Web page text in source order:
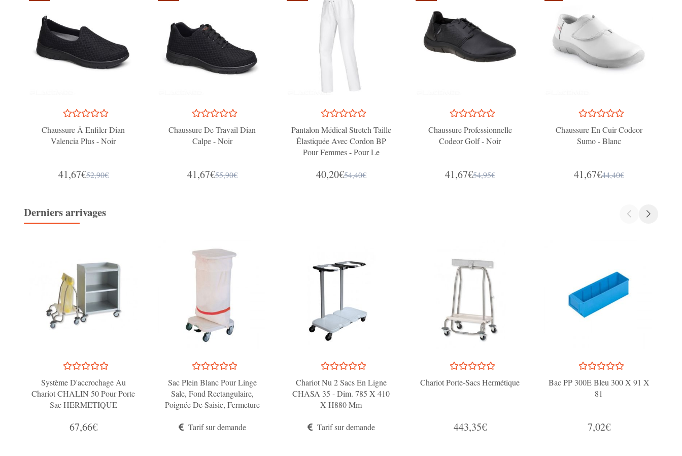
Chaussure À Enfiler Dian
Valencia Plus - Noir
41,67€52,90€
Chaussure De Travail Dian
Calpe - Noir
41,67€55,90€
Pantalon Médical Stretch Taille
Élastiquée Avec Cordon BP
Pour Femmes - Pour Le
40,20€54,40€
Chaussure Professionnelle
Codeor Golf - Noir
41,67€54,95€
Chaussure En Cuir Codeor
Sumo - Blanc
41,67€44,40€
Derniers arrivages
Système D'accrochage Au
Chariot CHALIN 50 Pour Porte
Sac HERMETIQUE
67,66€
Sac Plein Blanc Pour Linge
Sale, Fond Rectangulaire,
Poignée De Saisie, Fermeture
Rayure Rouge
Tarif sur demande
Chariot Nu 2 Sacs En Ligne
CHASA 35 - Dim. 785 X 410
X H880 Mm
Tarif sur demande
Chariot Porte-Sacs Hermétique
443,35€
Bac PP 300E Bleu 300 X 91 X
81
7,02€